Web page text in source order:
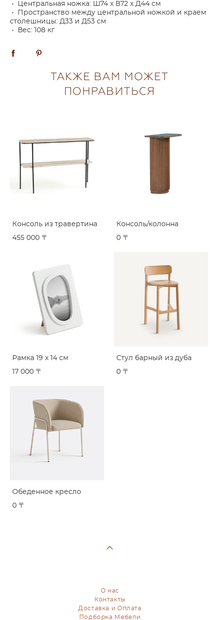
• Центральная ножка: Ш74 x В72 x Д44 см
• Пространство между центральной ножкой и краем
столешницы: Д33 и Д53 см
• Вес: 108 кг
ТАКЖЕ ВАМ МОЖЕТ
ПОНРАВИТЬСЯ
Консоль из травертина
455 000 〒
Консоль/колонна
0 〒
Рамка 19 x 14 см
17 000 〒
Стул барный из дуба
0 〒
Обеденное кресло
0 〒
О нас
Контакты
Доставка и Оплата
Подборка Мебели